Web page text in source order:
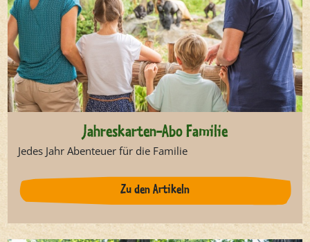
Jahreskarten-Abo Familie
Jedes Jahr Abenteuer für die Familie
Zu den Artikeln